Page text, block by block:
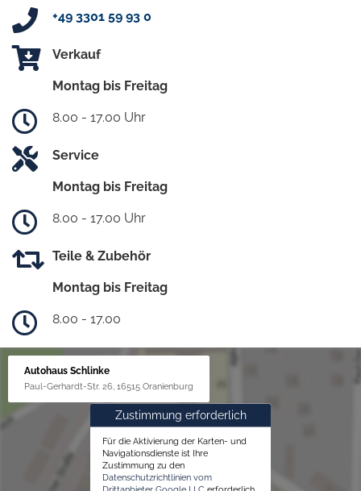
+49 3301 59 93 0
Verkauf
Montag bis Freitag
8.00 - 17.00 Uhr
Service
Montag bis Freitag
8.00 - 17.00 Uhr
Teile & Zubehör
Montag bis Freitag
8.00 - 17.00
Autohaus Schlinke
Paul-Gerhardt-Str. 26, 16515 Oranienburg
Zustimmung erforderlich
Für die Aktivierung der Karten- und
Navigationsdienste ist Ihre
Zustimmung zu den
Datenschutzrichtlinien vom